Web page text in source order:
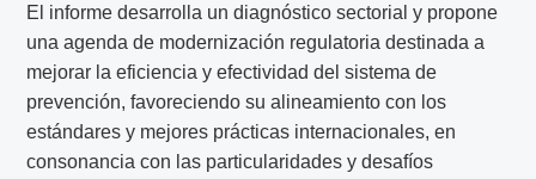
El informe desarrolla un diagnóstico sectorial y propone
una agenda de modernización regulatoria destinada a
mejorar la eficiencia y efectividad del sistema de
prevención, favoreciendo su alineamiento con los
estándares y mejores prácticas internacionales, en
consonancia con las particularidades y desafíos